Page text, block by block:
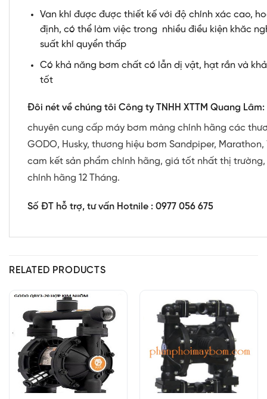
Van khí được được thiết kế với độ chính xác cao,
định, có thể làm việc trong nhiều điều kiện khăc
suất khí quyển thấp
Có khả năng bơm chất có lẫn dị vật, hạt rắn và
tốt
Đôi nét về chúng tôi Công ty TNHH XTTM Quang Lâm:
chuyên cung cấp máy bơm màng chính hãng các
GODO, Husky, thương hiệu bơm Sandpiper, Marathon,
cam kết sản phẩm chính hãng, giá tốt nhất thị
chính hãng 12 Tháng.
Số ĐT hỗ trợ, tư vấn Hotnile : 0977 056 675
RELATED PRODUCTS